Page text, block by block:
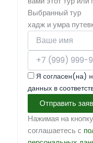
Выбранный тур
хадж и умра
Я согласен(на)
данных в
Отправить
Нажимая на
соглашаетесь с